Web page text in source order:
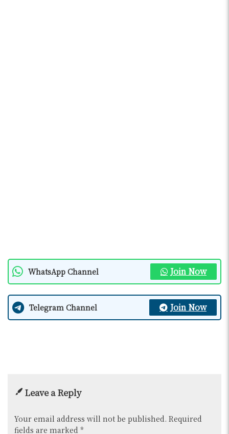
WhatsApp Channel Join Now
Telegram Channel Join Now
Leave a Reply
Your email address will not be published. Required
fields are marked *